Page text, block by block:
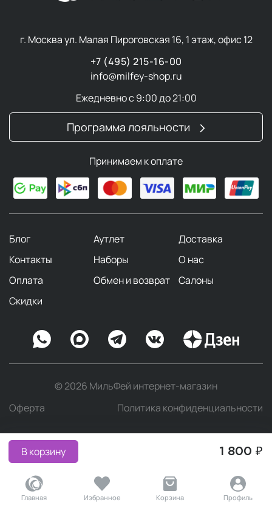
В корзину 1 800 ₽
Главная Избранное Корзина Профиль
г. Москва ул. Малая Пироговская 16, 1 этаж, офис 12
+7 (495) 215-16-00
info@milfey-shop.ru
Ежедневно с 9:00 до 21:00
Программа лояльности
Принимаем к оплате
Блог Аутлет
Доставка
Контакты
Наборы
О нас
Оплата
Обмен и возврат
Салоны
Скидки
© 2026 МильФей интернет-магазин
Оферта
Политика конфиденциальности